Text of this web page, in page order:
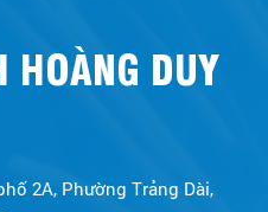
HOÀNG DUY
2A, Phường Trảng Dài,